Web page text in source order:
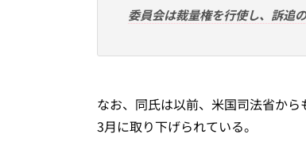
委員会は裁量権を行使し、訴追
なお、同氏は以前、米国司法省から
3月に取り下げられている。